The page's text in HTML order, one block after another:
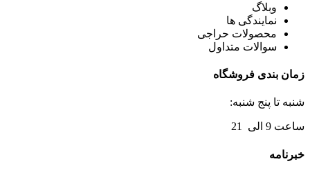
وبلاگ
نمایندگی ها
محصولات حراجی
سوالات متداول
زمان بندی فروشگاه
شنبه تا پنج شنبه:
ساعت 9 الی 21
خبرنامه